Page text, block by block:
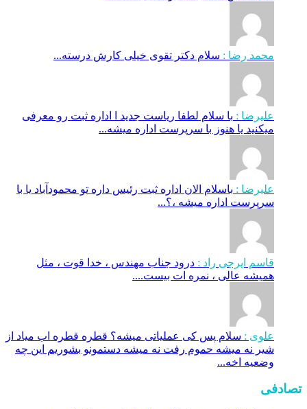
محمد رضا : سلام دکتر تقوی خیلی کارش درسته...
علیرضا : با سلام لطفا ریاست جدید ا اداره ثبت‌ رو معرفی
میکنید یا هنوز با سرپرست اداره‌ میشه...
علیرضا : باسلام الان اداره ثبت رئیس داره تو محمودآباد یا با
سرپرست اداره میشه ،؟...
قاسم ایرجی راد : درود جناب مهندس ، خدا قوت ، مثل
همیشه عالی ، نمره ات بیست....
علوی : سلام پس کی عملیاتی میشه؟ قطره قطره اب میاد از
شیر نه میشه حموم رفت نه میشه دستمونو بشوریم این چه
وضعیه اخه...
تصادفی